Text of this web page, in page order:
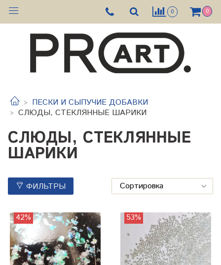
0 0
ПЕСКИ И СЫПУЧИЕ ДОБАВКИ
СЛЮДЫ, СТЕКЛЯННЫЕ ШАРИКИ
СЛЮДЫ, СТЕКЛЯННЫЕ
ШАРИКИ
ФИЛЬТРЫ
42% 53%